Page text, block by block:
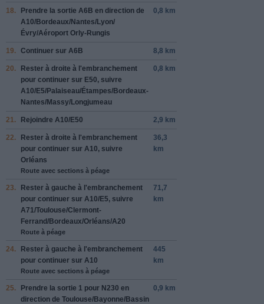
18. Prendre la sortie A6B en direction de
A10/Bordeaux/Nantes/Lyon/
Évry/Aéroport Orly-Rungis
0,8 km
19. Continuer sur A6B 8,8 km
20. Rester à droite à l'embranchement
pour continuer sur E50, suivre
A10/E5/Palaiseau/Étampes/Bordeaux-
Nantes/Massy/Longjumeau
0,8 km
21. Rejoindre A10/E50 2,9 km
22. Rester à droite à l'embranchement
pour continuer sur A10, suivre
Orléans
Route avec sections à péage
36,3
km
23. Rester à gauche à l'embranchement
pour continuer sur A10/E5, suivre
A71/Toulouse/Clermont-
Ferrand/Bordeaux/Orléans/A20
Route à péage
71,7
km
24. Rester à gauche à l'embranchement
pour continuer sur A10
Route avec sections à péage
445
km
25. Prendre la sortie 1 pour N230 en
direction de Toulouse/Bayonne/Bassin
0,9 km